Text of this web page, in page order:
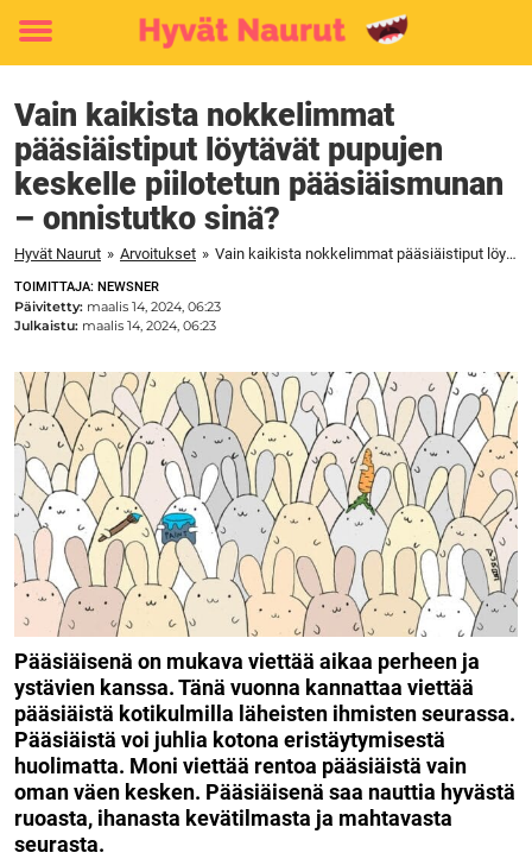
Toggle
Vain kaikista nokkelimmat
pääsiäistiput löytävät pupujen
keskelle piilotetun pääsiäismunan
– onnistutko sinä?
Hyvät Naurut » Arvoitukset » Vain kaikista nokkelimmat pääsiäistiput löytävät pupujen keskelle piilotetun pääsiäismunan – onnistutko sinä?
TOIMITTAJA: NEWSNER
Päivitetty: maalis 14, 2024, 06:23
Julkaistu: maalis 14, 2024, 06:23
Pääsiäisenä on mukava viettää aikaa perheen ja
ystävien kanssa. Tänä vuonna kannattaa viettää
pääsiäistä kotikulmilla läheisten ihmisten seurassa.
Pääsiäistä voi juhlia kotona eristäytymisestä
huolimatta. Moni viettää rentoa pääsiäistä vain
oman väen kesken. Pääsiäisenä saa nauttia hyvästä
ruoasta, ihanasta kevätilmasta ja mahtavasta
seurasta.